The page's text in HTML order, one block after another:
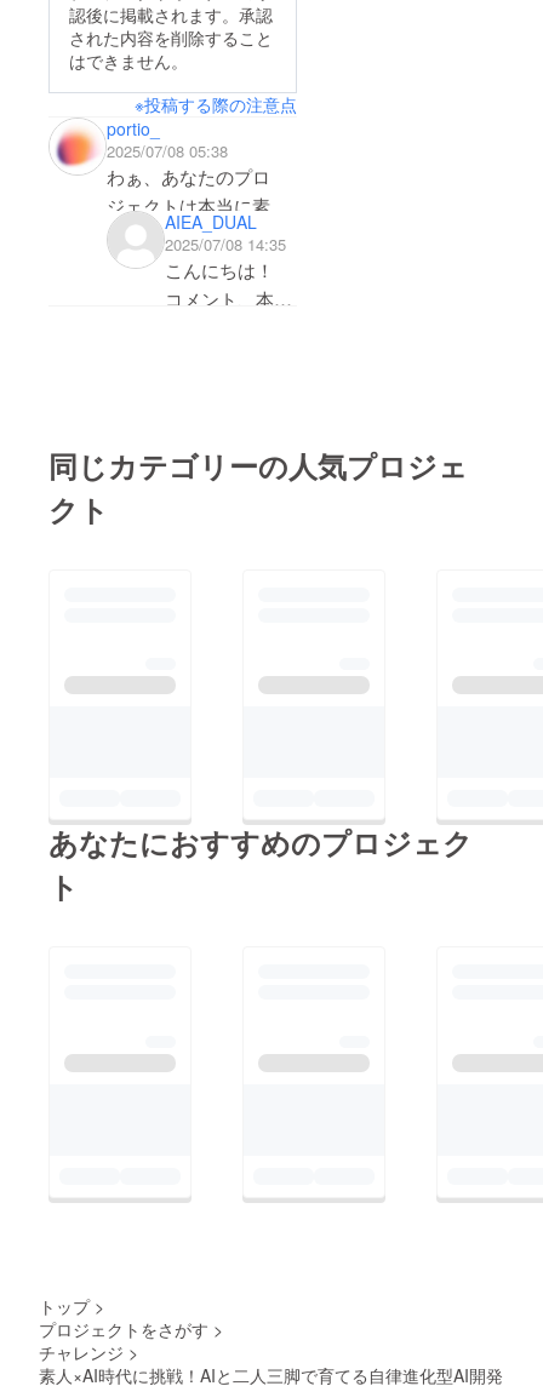
認後に掲載されます。承認
された内容を削除すること
はできません。
※投稿する際の注意点
portio_
2025/07/08 05:38
わぁ、あなたのプロ
ジェクトは本当に素晴
らしいですね！正直に
言うと、あなたのアイ
デアにとても興味を持
いです！集めた資金は
の生活に訪れると思い
ますか？詳細をお話し
フィールに記載されて
いるメールアドレス
AIEA_DUAL
2025/07/08 14:35
こんにちは！
コメント、本当
心から嬉しく思
一歩ですが、
もしよければ、
ぜひ一度ご連絡
セージ先に改め
同じカテゴリーの人気プロジェ
クト
あなたにおすすめのプロジェク
ト
トップ >
プロジェクトをさがす >
チャレンジ >
素人×AI時代に挑戦！AIと二人三脚で育てる自律進化型AI開発